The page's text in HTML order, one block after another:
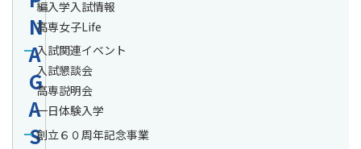
N
A
G
A
S
編入学入試情報
高専女子Life
入試関連イベント
入試懇談会
高専説明会
一日体験入学
創立６０周年記念事業